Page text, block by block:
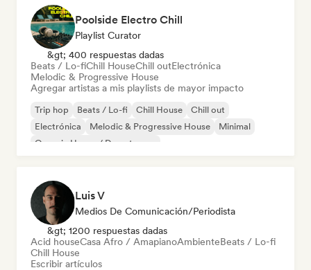
Poolside Electro Chill
Playlist Curator
&gt; 400 respuestas dadas
Beats / Lo-fiChill HouseChill outElectrónica
Melodic & Progressive House
Agregar artistas a mis playlists de mayor impacto
Trip hop Beats / Lo-fi Chill House
Chill out
Electrónica
Melodic & Progressive House
Minimal
Organic House / Downtempo
Luis V
Medios De Comunicación/Periodista
&gt; 1200 respuestas dadas
Acid houseCasa Afro / AmapianoAmbienteBeats / Lo-fi
Chill House
Escribir artículos